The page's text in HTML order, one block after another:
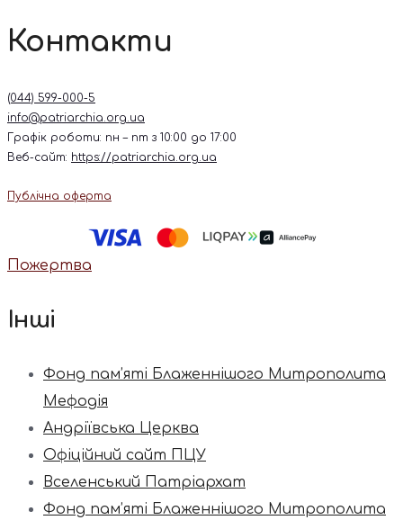
Контакти
(044) 599-000-5
info@patriarchia.org.ua
Графік роботи: пн – пт з 10:00 до 17:00
Веб-сайт: https://patriarchia.org.ua
Публічна оферта
Пожертва
Інші
Фонд пам’яті Блаженнішого Митрополита
Мефодія
Андріївська Церква
Офіційний сайт ПЦУ
Вселенський Патріархат
Фонд пам’яті Блаженнішого Митрополита